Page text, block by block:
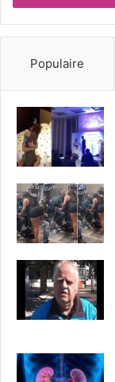
Populaire